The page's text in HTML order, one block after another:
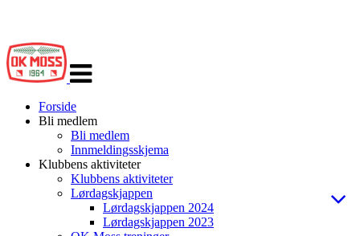
navigasjon
Forside
Bli medlem
Bli medlem
Innmeldingsskjema
Klubbens aktiviteter
Klubbens aktiviteter
Lørdagskjappen
Lørdagskjappen 2024
Lørdagskjappen 2023